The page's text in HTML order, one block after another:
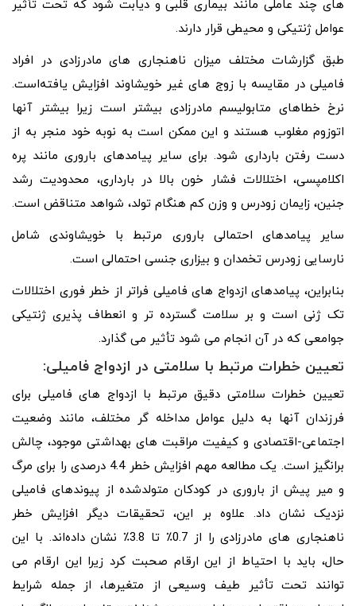
های چند عاملی مانند بیماری قلبی و دیابت شود که تحت تأثیر
عوامل ژنتیکی و محیطی قرار دارند.
طبق گزارشات مختلف میزان ناهنجاری های مادرزادی در افراد
فامیلی در مقایسه با زوج های غیر خویشاوند افزایش یافته‌است.
نرخ خطاهای متابولیسم مادرزادی بیشتر است زیرا بیشتر آنها
اتوزوم مغلوب هستند و این ممکن است به نوبه خود منجر به از
دست رفتن بارداری شود. برای سایر پیامدهای باروری مانند پره
اکلامپسی، اختلالات فشار خون بالا در بارداری، محدودیت رشد
جنین، زایمان زودرس و وزن کم هنگام تولد، شواهد متناقض است.
سایر پیامدهای احتمالی باروری مرتبط با خویشاوندی شامل
نارسایی زودرس تخمدان و بیزاری جنسی احتمالی است.
بنابراین، پیامدهای ازدواج های فامیلی فراتر از خطر فوری اختلالات
تک ژنی است و بر سلامت گسترده تر و انعطاف پذیری ژنتیکی
جوامعی که در آن انجام می شود تأثیر می گذارد.
تعیین خطرات مرتبط با سلامتی در ازدواج فامیلی:
تعیین خطرات سلامتی دقیق مرتبط با ازدواج های فامیلی برای
فرزندان آنها به دلیل عوامل مداخله گر مختلف، مانند وضعیت
اجتماعی-اقتصادی و کیفیت مراقبت های بهداشتی موجود، چالش
برانگیز است. یک مطالعه مهم افزایش خطر 4.4 درصدی را برای مرگ
و میر پیش از باروری در کودکان متولدشده از پیوندهای فامیلی
نزدیک نشان داد. علاوه بر این، تحقیقات دیگر افزایش خطر
ناهنجاری های مادرزادی را از 0.7٪ تا 3.8٪ نشان داده‌اند. با این
حال، باید با احتیاط از این ارقام صحبت کرد زیرا این ارقام می
توانند تحت تأثیر طیف وسیعی از متغیرها، از جمله شرایط